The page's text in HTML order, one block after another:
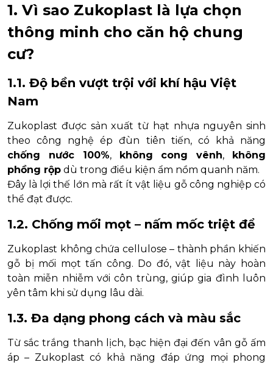
1. Vì sao Zukoplast là lựa chọn
thông minh cho căn hộ chung
cư?
1.1. Độ bền vượt trội với khí hậu Việt
Nam
Zukoplast được sản xuất từ hạt nhựa nguyên sinh
theo công nghệ ép đùn tiên tiến, có khả năng
chống nước 100%, không cong vênh, không
phồng rộp dù trong điều kiện ẩm nồm quanh năm.
Đây là lợi thế lớn mà rất ít vật liệu gỗ công nghiệp có
thể đạt được.
1.2. Chống mối mọt – nấm mốc triệt để
Zukoplast không chứa cellulose – thành phần khiến
gỗ bị mối mọt tấn công. Do đó, vật liệu này hoàn
toàn miễn nhiễm với côn trùng, giúp gia đình luôn
yên tâm khi sử dụng lâu dài.
1.3. Đa dạng phong cách và màu sắc
Từ sắc trắng thanh lịch, bạc hiện đại đến vân gỗ ấm
áp – Zukoplast có khả năng đáp ứng mọi phong